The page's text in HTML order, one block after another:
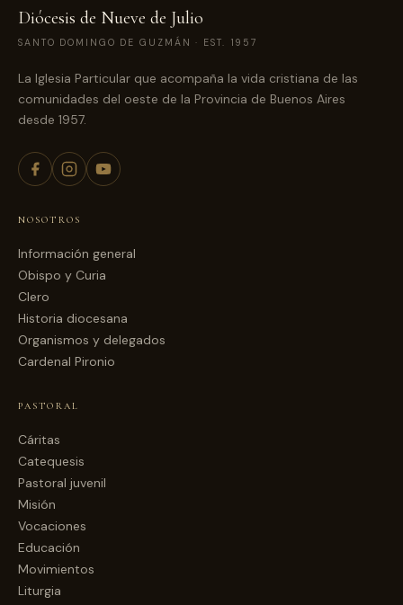
Diócesis de Nueve de Julio
SANTO DOMINGO DE GUZMÁN · EST. 1957
La Iglesia Particular que acompaña la vida cristiana de las
comunidades del oeste de la Provincia de Buenos Aires
desde 1957.
NOSOTROS
Información general
Obispo y Curia
Clero
Historia diocesana
Organismos y delegados
Cardenal Pironio
PASTORAL
Cáritas
Catequesis
Pastoral juvenil
Misión
Vocaciones
Educación
Movimientos
Liturgia